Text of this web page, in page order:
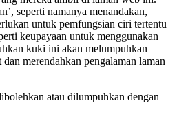
seperti namanya menandakan,
untuk pemfungsian ciri tertentu
keupayaan untuk menggunakan
kuki ini akan melumpuhkan
merendahkan pengalaman laman
atau dilumpuhkan dengan